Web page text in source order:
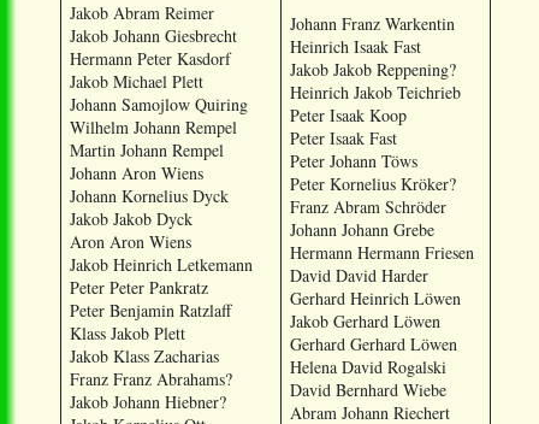
Jakob Abram Reimer
Jakob Johann Giesbrecht
Hermann Peter Kasdorf
Jakob Michael Plett
Johann Samojlow Quiring
Wilhelm Johann Rempel
Martin Johann Rempel
Johann Aron Wiens
Johann Kornelius Dyck
Jakob Jakob Dyck
Aron Aron Wiens
Jakob Heinrich Letkemann
Peter Peter Pankratz
Peter Benjamin Ratzlaff
Klass Jakob Plett
Jakob Klass Zacharias
Franz Franz Abrahams?
Jakob Johann Hiebner?
Johann Franz Warkentin
Heinrich Isaak Fast
Jakob Jakob Reppening?
Heinrich Jakob Teichrieb
Peter Isaak Koop
Peter Isaak Fast
Peter Johann Töws
Peter Kornelius Kröker?
Franz Abram Schröder
Johann Johann Grebe
Hermann Hermann Friesen
David David Harder
Gerhard Heinrich Löwen
Jakob Gerhard Löwen
Gerhard Gerhard Löwen
Helena David Rogalski
David Bernhard Wiebe
Abram Johann Riechert